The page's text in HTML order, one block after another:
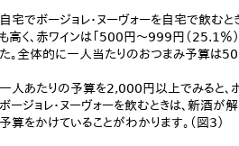
自宅でボージョレ・ヌーヴォーを自宅で飲む
も高く、赤ワインは「500円～999円（25.1
た。全体的に一人当たりのおつまみ予算は
一人あたりの予算を2,000円以上でみると、
ボージョレ・ヌーヴォーを飲むときは、新酒が
予算をかけていることがわかります。（図3）